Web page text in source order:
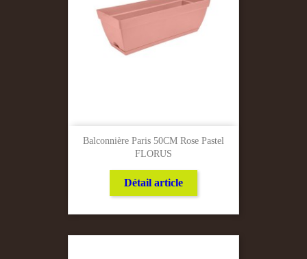
Balconnière Paris 50CM Rose Pastel
FLORUS
Détail article